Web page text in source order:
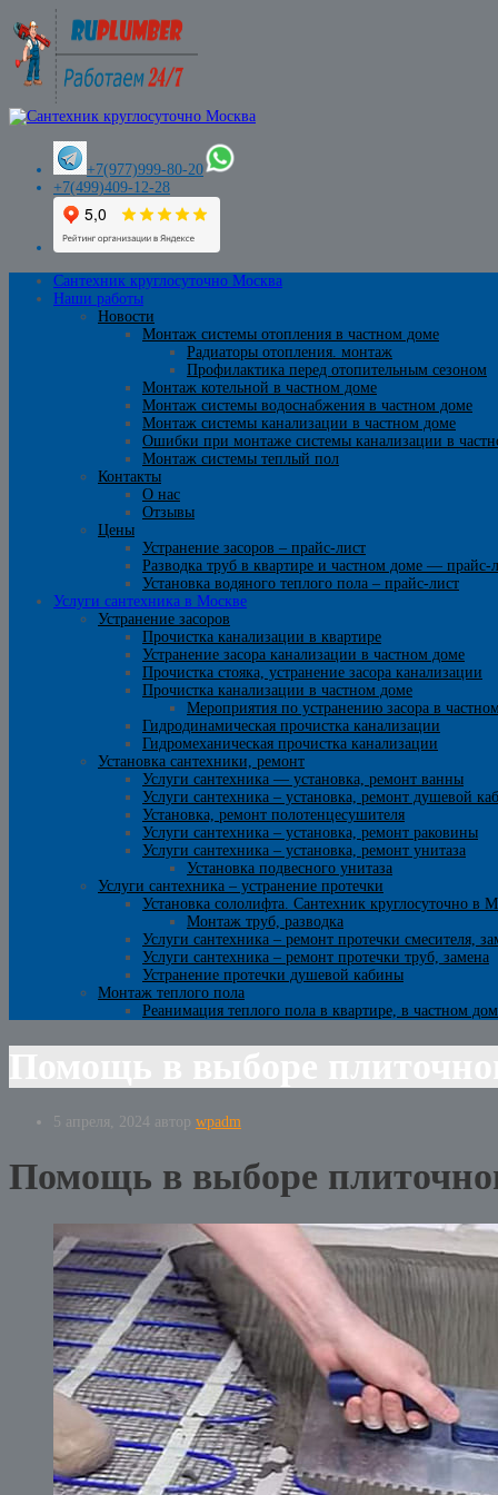
+7(977)999-80-20
+7(499)409-12-28
Сантехник круглосуточно Москва
Наши работы
Новости
Монтаж системы отопления в частном доме
Радиаторы отопления. монтаж
Профилактика перед отопительным сезоном
Монтаж котельной в частном доме
Монтаж системы водоснабжения в частном доме
Монтаж системы канализации в частном доме
Ошибки при монтаже системы канализации в
Монтаж системы теплый пол
Контакты
О нас
Отзывы
Цены
Устранение засоров – прайс-лист
Разводка труб в квартире и частном доме — прайс-
Установка водяного теплого пола – прайс-лист
Услуги сантехника в Москве
Устранение засоров
Прочистка канализации в квартире
Устранение засора канализации в частном доме
Прочистка стояка, устранение засора канализации
Прочистка канализации в частном доме
Мероприятия по устранению засора в
Гидродинамическая прочистка канализации
Гидромеханическая прочистка канализации
Установка сантехники, ремонт
Услуги сантехника — установка, ремонт ванны
Услуги сантехника – установка, ремонт душевой
Установка, ремонт полотенцесушителя
Услуги сантехника – установка, ремонт раковины
Услуги сантехника – установка, ремонт унитаза
Установка подвесного унитаза
Услуги сантехника – устранение протечки
Установка сололифта. Сантехник круглосуточно в
Монтаж труб, разводка
Услуги сантехника – ремонт протечки смесителя,
Услуги сантехника – ремонт протечки труб, замена
Устранение протечки душевой кабины
Монтаж теплого пола
Реанимация теплого пола в квартире, в частном
5 апреля, 2024 автор wpadm
Помощь в выборе